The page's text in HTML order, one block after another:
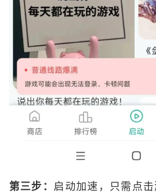
第三步： 启动加速，只需点